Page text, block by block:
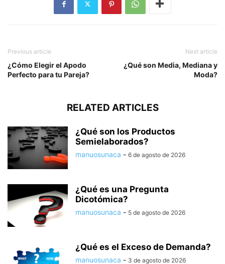
Previous article
¿Cómo Elegir el Apodo
Perfecto para tu Pareja?
Next article
¿Qué son Media, Mediana y
Moda?
RELATED ARTICLES
¿Qué son los Productos
Semielaborados?
manuosunaca - 6 de agosto de 2026
¿Qué es una Pregunta
Dicotómica?
manuosunaca - 5 de agosto de 2026
¿Qué es el Exceso de Demanda?
manuosunaca - 3 de agosto de 2026